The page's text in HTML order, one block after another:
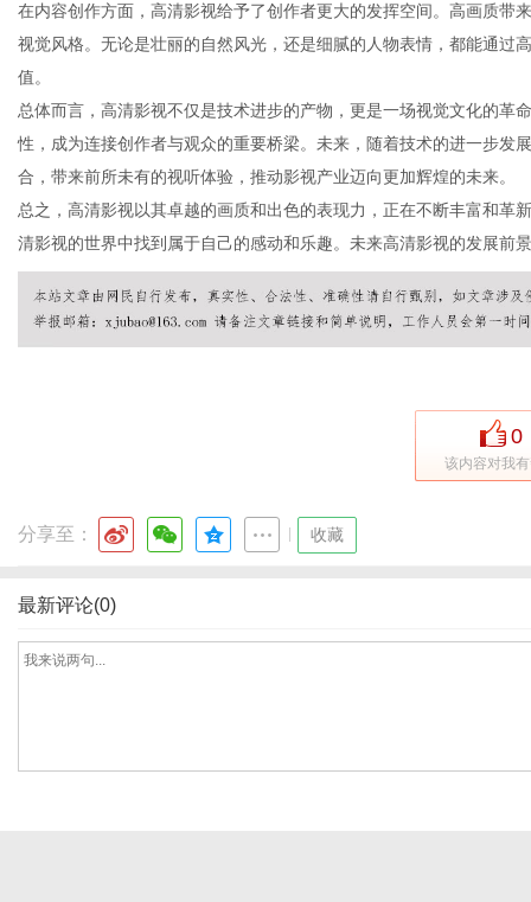
在内容创作方面，高清影视给予了创作者更大的发挥空间。高画质带
视觉风格。无论是壮丽的自然风光，还是细腻的人物表情，都能通过
值。
总体而言，高清影视不仅是技术进步的产物，更是一场视觉文化的革
性，成为连接创作者与观众的重要桥梁。未来，随着技术的进一步发
合，带来前所未有的视听体验，推动影视产业迈向更加辉煌的未来。
总之，高清影视以其卓越的画质和出色的表现力，正在不断丰富和革
清影视的世界中找到属于自己的感动和乐趣。未来高清影视的发展前
0
该内容对我
分享至： 收藏
最新评论(0)